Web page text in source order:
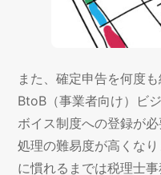
また、確定申告を何度
BtoB（事業者向け）ビ
ボイス制度への登録が
処理の難易度が高くな
に慣れるまでは税理士